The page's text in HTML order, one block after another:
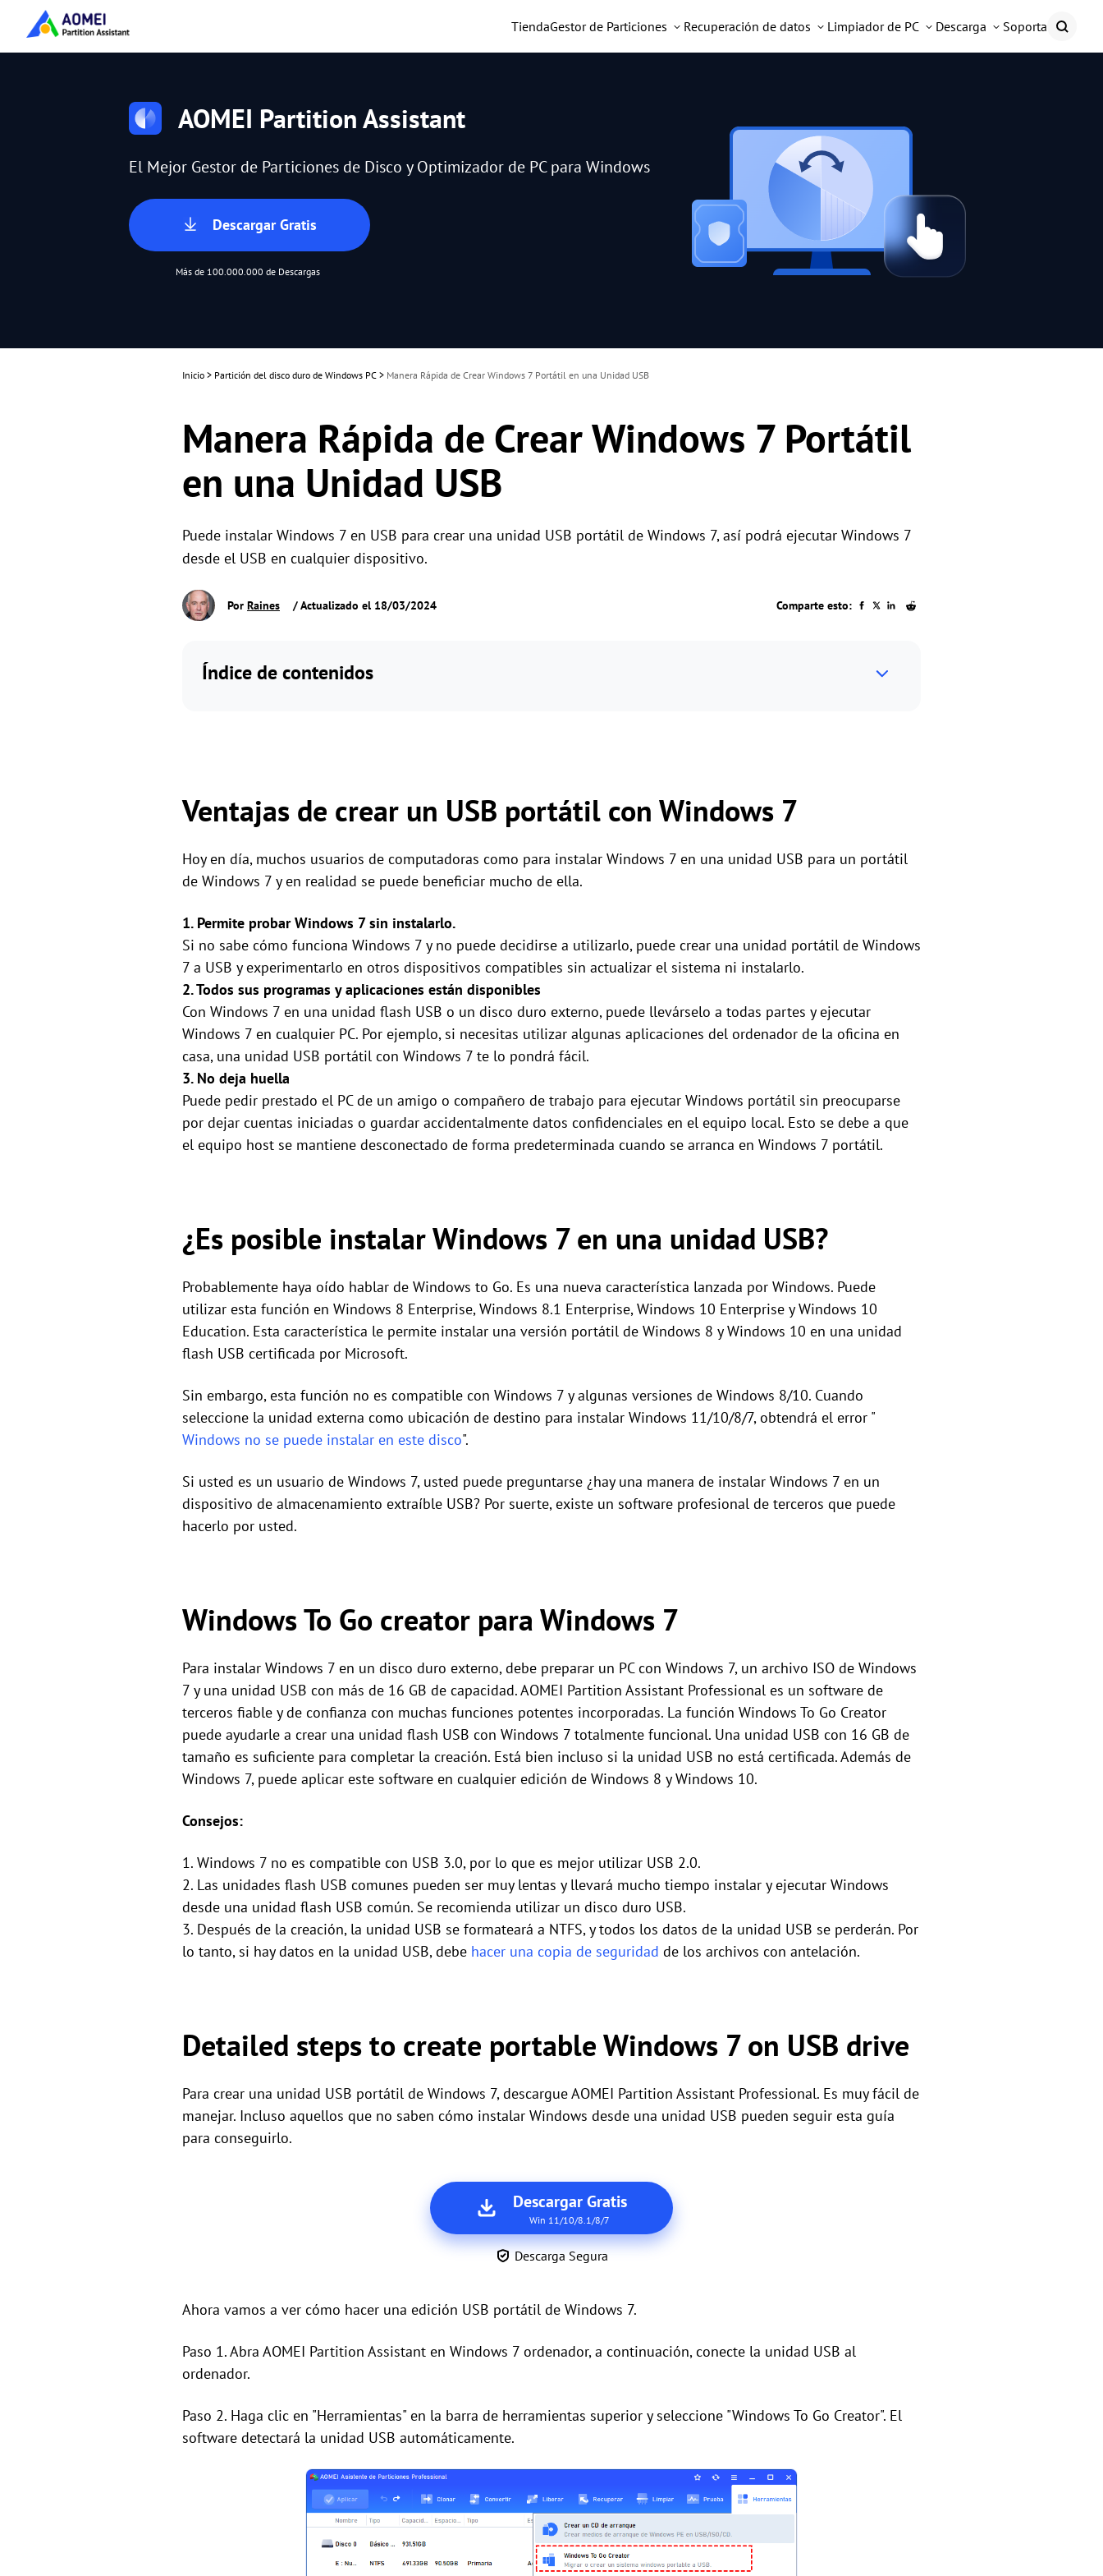
TiendaGestor de Particiones Recuperación de datos Limpiador de PC Descarga Soporta
AOMEI Partition Assistant
El Mejor Gestor de Particiones de Disco y Optimizador de PC para Windows
Descargar Gratis
Más de 100.000.000 de Descargas
Inicio > Partición del disco duro de Windows PC > Manera Rápida de Crear Windows 7 Portátil en una Unidad USB
Manera Rápida de Crear Windows 7 Portátil
en una Unidad USB
Puede instalar Windows 7 en USB para crear una unidad USB portátil de Windows 7, así podrá ejecutar Windows 7
desde el USB en cualquier dispositivo.
Por Raines / Actualizado el 18/03/2024 Comparte esto:
Índice de contenidos
Ventajas de crear un USB portátil con Windows 7
Hoy en día, muchos usuarios de computadoras como para instalar Windows 7 en una unidad USB para un portátil
de Windows 7 y en realidad se puede beneficiar mucho de ella.
1. Permite probar Windows 7 sin instalarlo.
Si no sabe cómo funciona Windows 7 y no puede decidirse a utilizarlo, puede crear una unidad portátil de Windows
7 a USB y experimentarlo en otros dispositivos compatibles sin actualizar el sistema ni instalarlo.
2. Todos sus programas y aplicaciones están disponibles
Con Windows 7 en una unidad flash USB o un disco duro externo, puede llevárselo a todas partes y ejecutar
Windows 7 en cualquier PC. Por ejemplo, si necesitas utilizar algunas aplicaciones del ordenador de la oficina en
casa, una unidad USB portátil con Windows 7 te lo pondrá fácil.
3. No deja huella
Puede pedir prestado el PC de un amigo o compañero de trabajo para ejecutar Windows portátil sin preocuparse
por dejar cuentas iniciadas o guardar accidentalmente datos confidenciales en el equipo local. Esto se debe a que
el equipo host se mantiene desconectado de forma predeterminada cuando se arranca en Windows 7 portátil.
¿Es posible instalar Windows 7 en una unidad USB?
Probablemente haya oído hablar de Windows to Go. Es una nueva característica lanzada por Windows. Puede
utilizar esta función en Windows 8 Enterprise, Windows 8.1 Enterprise, Windows 10 Enterprise y Windows 10
Education. Esta característica le permite instalar una versión portátil de Windows 8 y Windows 10 en una unidad
flash USB certificada por Microsoft.
Sin embargo, esta función no es compatible con Windows 7 y algunas versiones de Windows 8/10. Cuando
seleccione la unidad externa como ubicación de destino para instalar Windows 11/10/8/7, obtendrá el error "
Windows no se puede instalar en este disco".
Si usted es un usuario de Windows 7, usted puede preguntarse ¿hay una manera de instalar Windows 7 en un
dispositivo de almacenamiento extraíble USB? Por suerte, existe un software profesional de terceros que puede
hacerlo por usted.
Windows To Go creator para Windows 7
Para instalar Windows 7 en un disco duro externo, debe preparar un PC con Windows 7, un archivo ISO de Windows
7 y una unidad USB con más de 16 GB de capacidad. AOMEI Partition Assistant Professional es un software de
terceros fiable y de confianza con muchas funciones potentes incorporadas. La función Windows To Go Creator
puede ayudarle a crear una unidad flash USB con Windows 7 totalmente funcional. Una unidad USB con 16 GB de
tamaño es suficiente para completar la creación. Está bien incluso si la unidad USB no está certificada. Además de
Windows 7, puede aplicar este software en cualquier edición de Windows 8 y Windows 10.
Consejos:
1. Windows 7 no es compatible con USB 3.0, por lo que es mejor utilizar USB 2.0.
2. Las unidades flash USB comunes pueden ser muy lentas y llevará mucho tiempo instalar y ejecutar Windows
desde una unidad flash USB común. Se recomienda utilizar un disco duro USB.
3. Después de la creación, la unidad USB se formateará a NTFS, y todos los datos de la unidad USB se perderán. Por
lo tanto, si hay datos en la unidad USB, debe hacer una copia de seguridad de los archivos con antelación.
Detailed steps to create portable Windows 7 on USB drive
Para crear una unidad USB portátil de Windows 7, descargue AOMEI Partition Assistant Professional. Es muy fácil de
manejar. Incluso aquellos que no saben cómo instalar Windows desde una unidad USB pueden seguir esta guía
para conseguirlo.
Descargar Gratis
Win 11/10/8.1/8/7
Descarga Segura
Ahora vamos a ver cómo hacer una edición USB portátil de Windows 7.
Paso 1. Abra AOMEI Partition Assistant en Windows 7 ordenador, a continuación, conecte la unidad USB al
ordenador.
Paso 2. Haga clic en "Herramientas" en la barra de herramientas superior y seleccione "Windows To Go Creator". El
software detectará la unidad USB automáticamente.